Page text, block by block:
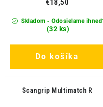
Skladom - Odosielame ihneď
(32 ks)
€18,50
Do košíka
Scangrip Multimatch R